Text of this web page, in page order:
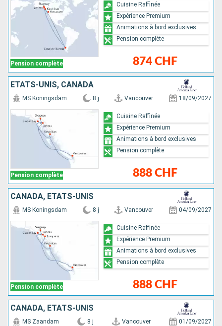
Pension complète 874 CHF
Cuisine Raffinée
Expérience Premium
Animations à bord exclusives
Pension complète
ÉTATS-UNIS, CANADA
Pension complète
MS Koningsdam 8 j Vancouver 18/09/2027
888 CHF
Cuisine Raffinée
Expérience Premium
Animations à bord exclusives
Pension complète
CANADA, ÉTATS-UNIS
Pension complète
MS Koningsdam 8 j Vancouver 04/09/2027
888 CHF
Cuisine Raffinée
Expérience Premium
Animations à bord exclusives
Pension complète
CANADA, ÉTATS-UNIS
MS Zaandam 8 j Vancouver 01/09/2027